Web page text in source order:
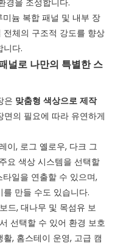
경을 조성합니다.
늄 복합 패널 및 내부 장
체의 구조적 강도를 향상
니다.
널로 나만의 특별한 스
은 맞춤형 색상으로 제작
면의 필요에 따라 유연하게
이, 로그 옐로우, 다크 그
요 색상 시스템을 선택할
일을 연출할 수 있으며,
만들 수도 있습니다.
드, 대나무 및 목섬유 보
선택할 수 있어 환경 보호
, 홈스테이 운영, 고급 캠